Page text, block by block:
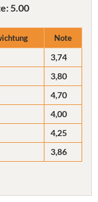
5.00
Note
3,74
3,80
4,70
4,00
4,25
3,86